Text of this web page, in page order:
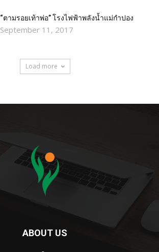
“ตามรอยเท้าพ่อ” โรงไฟฟ้าพลังน้ำแม่กำปอง
September 11, 2017
Load more
ABOUT US